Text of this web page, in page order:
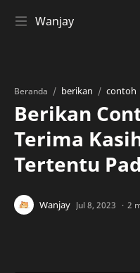
Wanjay
Beranda berikan contoh
Berikan
Terima
Tertentu
2